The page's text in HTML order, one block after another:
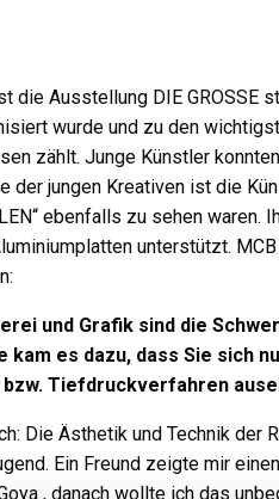
die Ausstellung DIE GROSSE
wurde und zu den
zählt. Junge Künstler
der jungen Kreativen ist die
ebenfalls zu sehen waren.
unterstützt.
und Grafik sind die
kam es dazu, dass Sie sich
bzw. Tiefdruckverfahren
Die Ästhetik und Technik der
Ein Freund zeigte mir
, danach wollte ich das